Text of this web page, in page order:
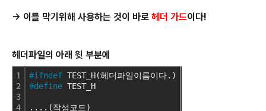
-> 이를 막기위해 사용하는 것이 바로 헤더 가드이다!
헤더파일의 아래 윗 부분에
1
2
3
4
#ifndef TEST_H(헤더파일이름이다.)
#define TEST_H
....(작성코드)